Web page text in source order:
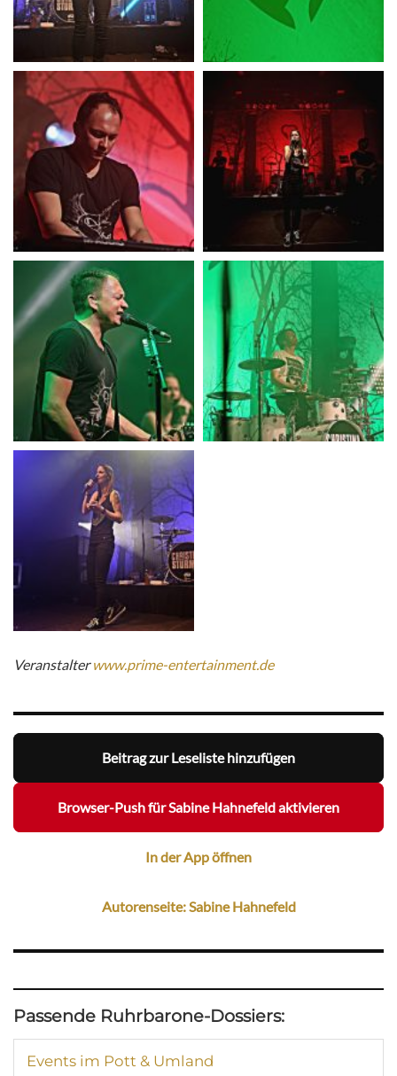
Veranstalterwww.prime-entertainment.de
Beitrag zur Leseliste hinzufügen
Browser-Push für Sabine Hahnefeld aktivieren
In der App öffnen
Autorenseite: Sabine Hahnefeld
Passende Ruhrbarone-Dossiers:
Events im Pott & Umland